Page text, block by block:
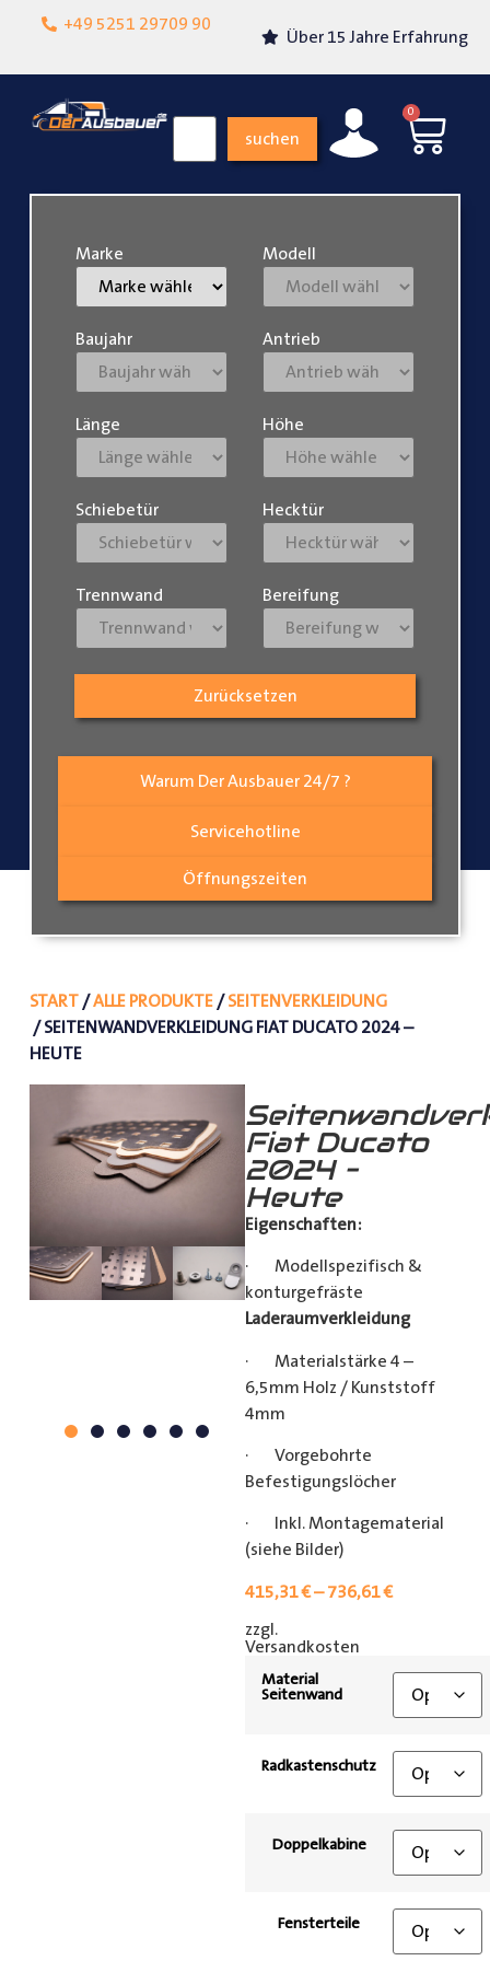
+49 5251 29709 90
Lokalgeschäft in
Über 15 Jahre Erfahrung
suchen
0
Warum Der Ausbauer 24/7 ?
Servicehotline
Öffnungszeiten
Marke Modell
Baujahr Antrieb
Länge Höhe
Schiebetür Hecktür
Trennwand Bereifung
Zurücksetzen
START/ALLE PRODUKTE/SEITENVERKLEIDUNG
/ SEITENWANDVERKLEIDUNG FIAT DUCATO 2024 –
HEUTE
Fiat Ducato
2024 –
Heute
Eigenschaften:
· Modellspezifisch &
konturgefräste
Laderaumverkleidung
· Materialstärke 4 –
6,5mm Holz / Kunststoff
4mm
· Vorgebohrte
Befestigungslöcher
· Inkl. Montagematerial
(siehe Bilder)
415,31€–736,61€
zzgl.
Versandkosten
Material
Seitenwand
Radkastenschutz
Doppelkabine
Fensterteile